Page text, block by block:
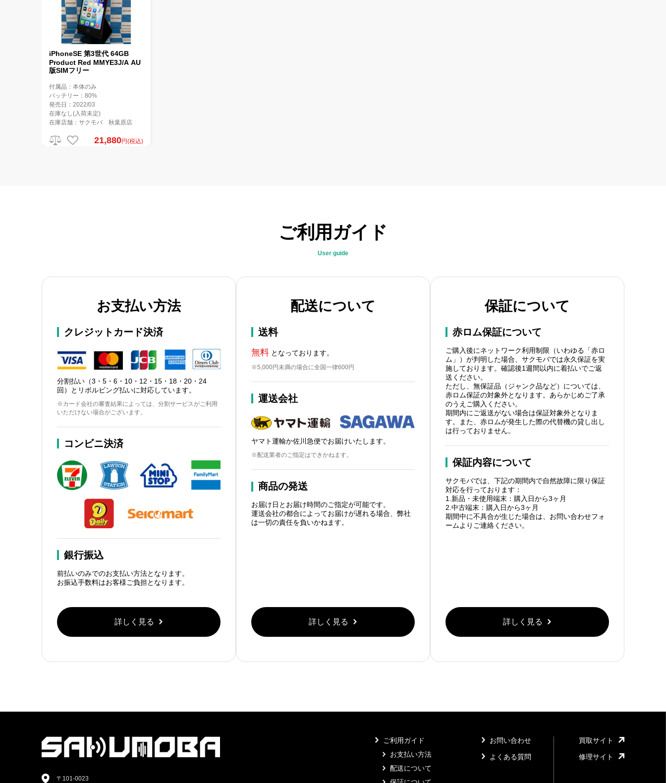
iPhoneSE 第3世代 64GB
Product Red MMYE3J/A AU
版SIMフリー
付属品：本体のみ
バッテリー：80%
発売日：2022/03
在庫なし(入荷未定)
在庫店舗：サクモバ 秋葉原店
21,880円(税込)
ご利用ガイド
User guide
お支払い方法
クレジットカード決済
分割払い（3・5・6・10・12・15・18・20・24
回）とリボルビング払いに対応しています。
※カード会社の審査結果によっては、分割サービスがご利用
いただけない場合がございます。
コンビニ決済
銀行振込
前払いのみでのお支払い方法となります。
お振込手数料はお客様ご負担となります。
詳しく見る
配送について
送料
無料となっております。
※5,000円未満の場合に全国一律600円
運送会社
ヤマト運輸か佐川急便でお届けいたします。
※配送業者のご指定はできかねます。
商品の発送
お届け日とお届け時間のご指定が可能です。
運送会社の都合によってお届けが遅れる場合、弊社
は一切の責任を負いかねます。
詳しく見る
保証について
赤ロム保証について
ご購入後にネットワーク利用制限（いわゆる「赤ロ
ム」）が判明した場合、サクモバでは永久保証を実
施しております。確認後1週間以内に着払いでご返
送ください。
ただし、無保証品（ジャンク品など）については、
赤ロム保証の対象外となります。あらかじめご了承
のうえご購入ください。
期間内にご返送がない場合は保証対象外となりま
す。また、赤ロムが発生した際の代替機の貸し出し
は行っておりません。
保証内容について
サクモバでは、下記の期間内で自然故障に限り保証
対応を行っております：
1.新品・未使用端末：購入日から3ヶ月
2.中古端末：購入日から3ヶ月
期間中に不具合が生じた場合は、お問い合わせフォ
ームよりご連絡ください。
詳しく見る
〒101-0023
ご利用ガイド
お支払い方法
配送について
お問い合わせ
よくある質問
買取サイト
修理サイト